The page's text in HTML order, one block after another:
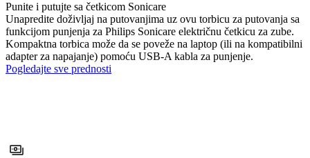
Punite i putujte sa četkicom Sonicare
Unapredite doživljaj na putovanjima uz ovu torbicu za putovanja sa
funkcijom punjenja za Philips Sonicare električnu četkicu za zube.
Kompaktna torbica može da se poveže na laptop (ili na kompatibilni
adapter za napajanje) pomoću USB-A kabla za punjenje.
Pogledajte sve prednosti